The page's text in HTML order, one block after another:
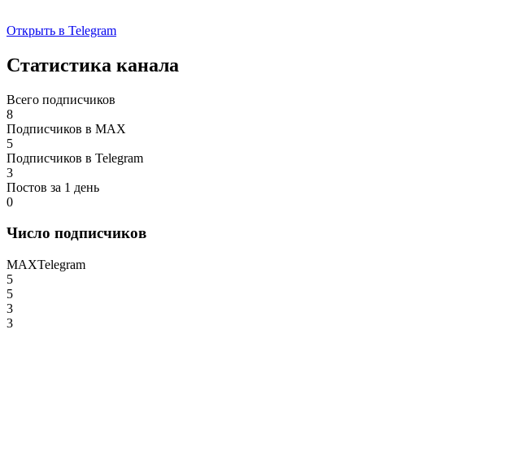
Открыть в Telegram
Статистика канала
Всего подписчиков
8
Подписчиков в MAX
5
Подписчиков в Telegram
3
Постов за 1 день
0
Число подписчиков
MAXTelegram
5
5
3
3